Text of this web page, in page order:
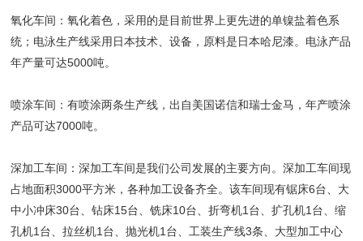
氧化车间：氧化着色，采用的是目前世界上更先进的单镍盐着色系
统；电泳生产线采用日本技术、设备，原料是日本哈尼漆。电泳产品
年产量可达5000吨。
喷涂车间：有喷涂两条生产线，出自美国诺信和瑞士金马，年产喷涂
产品可达7000吨。
深加工车间：深加工车间是我们公司发展的主要方向。深加工车间现
占地面积3000平方米，各种加工设备齐全。该车间现有锯床6台、大
中小冲床30台、钻床15台、铣床10台、折弯机1台、扩孔机1台、缩
孔机1台、拉丝机1台、抛光机1台、工装生产线3条、大型加工中心